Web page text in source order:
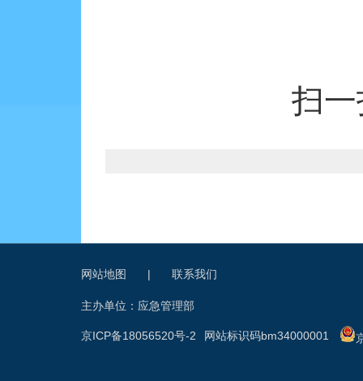
扫
网站地图 | 联系我们
主办单位：应急管理部
网站标识码bm34000001
京ICP备18056520号-2